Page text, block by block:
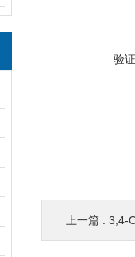
验
上一篇 : 3,4-